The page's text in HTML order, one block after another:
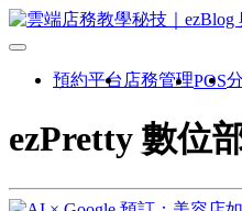
預約平台 店務管理POS
ezPretty 數位